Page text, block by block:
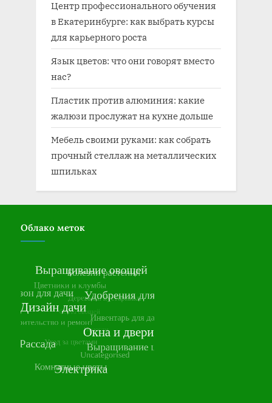
Центр профессионального обучения
в Екатеринбурге: как выбрать курсы
для карьерного роста
Язык цветов: что они говорят вместо
нас?
Пластик против алюминия: какие
жалюзи прослужат на кухне дольше
Мебель своими руками: как собрать
прочный стеллаж на металлических
шпильках
Облако меток